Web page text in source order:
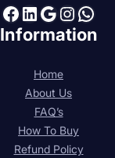
Facebook LinkedIn Google Instagram WhatsApp
Information
Home
About Us
FAQ’s
How To Buy
Refund Policy